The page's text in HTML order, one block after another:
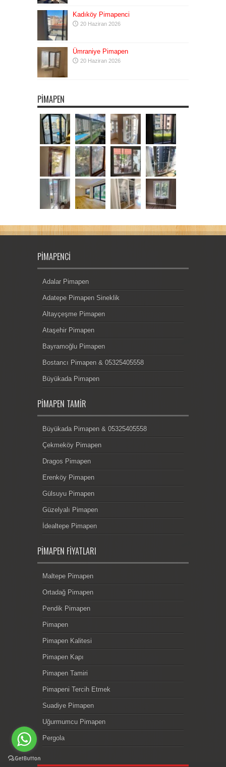
Kadıköy Pimapenci
20 Haziran 2026
Ümraniye Pimapen
20 Haziran 2026
PIMAPEN
PIMAPENCI
Adalar Pimapen
Adatepe Pimapen Sineklik
Altayçeşme Pimapen
Ataşehir Pimapen
Bayramoğlu Pimapen
Bostancı Pimapen & 05325405558
Büyükada Pimapen
PIMAPEN TAMIR
Büyükada Pimapen & 05325405558
Çekmeköy Pimapen
Dragos Pimapen
Erenköy Pimapen
Gülsuyu Pimapen
Güzelyalı Pimapen
İdealtepe Pimapen
PIMAPEN FIYATLARI
Maltepe Pimapen
Ortadağ Pimapen
Pendik Pimapen
Pimapen
Pimapen Kalitesi
Pimapen Kapı
Pimapen Tamiri
Pimapeni Tercih Etmek
Suadiye Pimapen
Uğurmumcu Pimapen
Pergola